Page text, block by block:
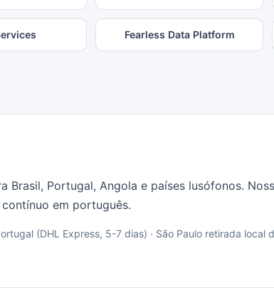
Fearless Data Platform
Brasil, Portugal, Angola e países lusófonos.
em português.
(DHL Express, 5-7 dias) · São Paulo retirada local